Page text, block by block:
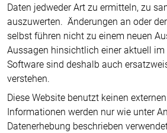
Daten jedweder Art zu ermitteln, zu
auszuwerten. Änderungen an oder
selbst führen nicht zu einem neuen
Aussagen hinsichtlich einer aktuell
Software sind deshalb auch
verstehen.
Diese Website benutzt keinen
Informationen werden nur wie unter
Datenerhebung beschrieben